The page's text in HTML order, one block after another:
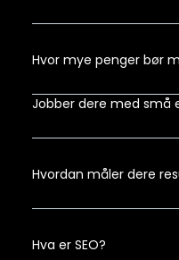
Hvor mye penger bør
Jobber dere med små
Hvordan måler dere
Hva er SEO?